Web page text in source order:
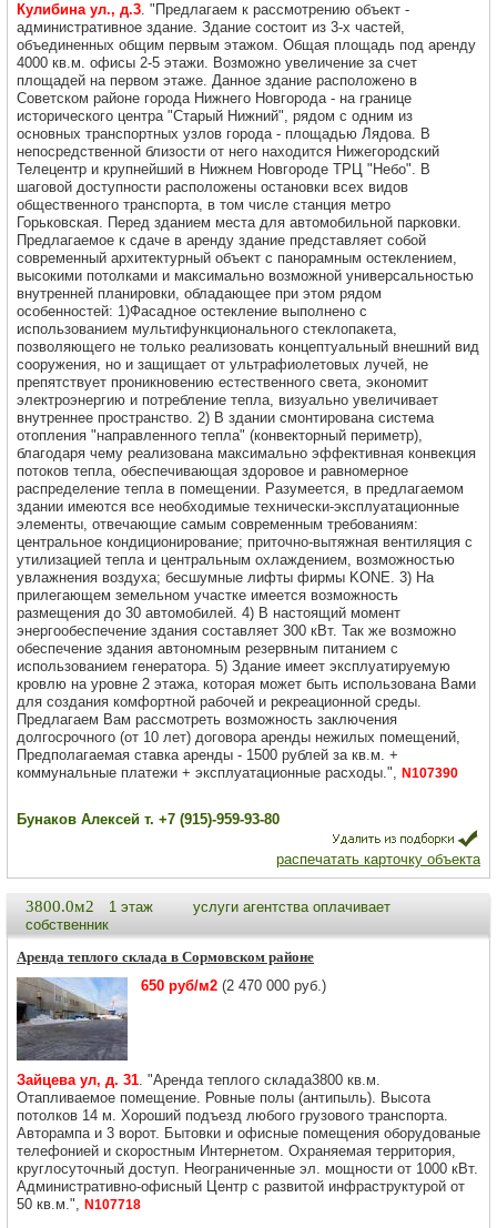
Кулибина ул., д.3. "Предлагаем к рассмотрению объект -
административное здание. Здание состоит из 3-х частей,
объединенных общим первым этажом. Общая площадь под аренду
4000 кв.м. офисы 2-5 этажи. Возможно увеличение за счет
площадей на первом этаже. Данное здание расположено в
Советском районе города Нижнего Новгорода - на границе
исторического центра "Старый Нижний", рядом с одним из
основных транспортных узлов города - площадью Лядова. В
непосредственной близости от него находится Нижегородский
Телецентр и крупнейший в Нижнем Новгороде ТРЦ "Небо". В
шаговой доступности расположены остановки всех видов
общественного транспорта, в том числе станция метро
Горьковская. Перед зданием места для автомобильной парковки.
Предлагаемое к сдаче в аренду здание представляет собой
современный архитектурный объект с панорамным остеклением,
высокими потолками и максимально возможной универсальностью
внутренней планировки, обладающее при этом рядом
особенностей: 1)Фасадное остекление выполнено с
использованием мультифункционального стеклопакета,
позволяющего не только реализовать концептуальный внешний вид
сооружения, но и защищает от ультрафиолетовых лучей, не
препятствует проникновению естественного света, экономит
электроэнергию и потребление тепла, визуально увеличивает
внутреннее пространство. 2) В здании смонтирована система
отопления "направленного тепла" (конвекторный периметр),
благодаря чему реализована максимально эффективная конвекция
потоков тепла, обеспечивающая здоровое и равномерное
распределение тепла в помещении. Разумеется, в предлагаемом
здании имеются все необходимые технически-эксплуатационные
элементы, отвечающие самым современным требованиям:
центральное кондиционирование; приточно-вытяжная вентиляция с
утилизацией тепла и центральным охлаждением, возможностью
увлажнения воздуха; бесшумные лифты фирмы KONE. 3) На
прилегающем земельном участке имеется возможность
размещения до 30 автомобилей. 4) В настоящий момент
энергообеспечение здания составляет 300 кВт. Так же возможно
обеспечение здания автономным резервным питанием с
использованием генератора. 5) Здание имеет эксплуатируемую
кровлю на уровне 2 этажа, которая может быть использована Вами
для создания комфортной рабочей и рекреационной среды.
Предлагаем Вам рассмотреть возможность заключения
долгосрочного (от 10 лет) договора аренды нежилых помещений,
Предполагаемая ставка аренды - 1500 рублей за кв.м. +
коммунальные платежи + эксплуатационные расходы.", N107390
Бунаков Алексей т. +7 (915)-959-93-80
распечатать карточку объекта
3800.0м2 1 этаж
услуги агентства оплачивает
собственник
Аренда теплого склада в Сормовском районе
650 руб/м2 (2 470 000 руб.)
Зайцева ул, д. 31. "Аренда теплого склада3800 кв.м.
Отапливаемое помещение. Ровные полы (антипыль). Высота
потолков 14 м. Хороший подъезд любого грузового транспорта.
Авторампа и 3 ворот. Бытовки и офисные помещения оборудованые
телефонией и скоростным Интернетом. Охраняемая территория,
круглосуточный доступ. Неограниченные эл. мощности от 1000 кВт.
Административно-офисный Центр с развитой инфраструктурой от
50 кв.м.", N107718